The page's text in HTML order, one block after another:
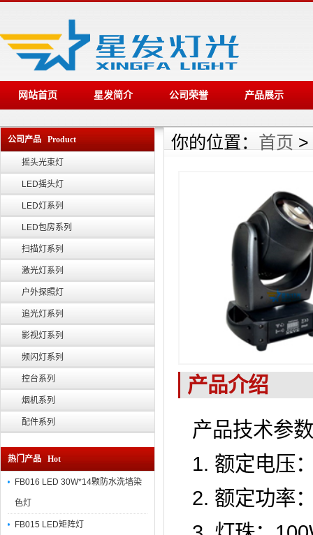
网站首页 星发简介 公司荣誉 产品展示
公司产品 Product
摇头光束灯
LED摇头灯
LED灯系列
LED包房系列
扫描灯系列
激光灯系列
户外探照灯
追光灯系列
影视灯系列
频闪灯系列
控台系列
烟机系列
配件系列
热门产品 Hot
FB016 LED 30W*14颗防水洗墙染
色灯
FB015 LED矩阵灯
你的位置： 首页 >
产品介绍
产品技术参
1. 额定电压
2. 额定功率